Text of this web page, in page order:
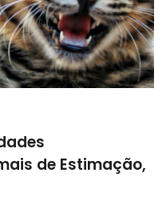
de Estimação,